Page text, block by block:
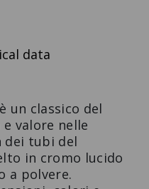
data
un classico del
valore nelle
dei tubi del
in cromo lucido
a polvere.